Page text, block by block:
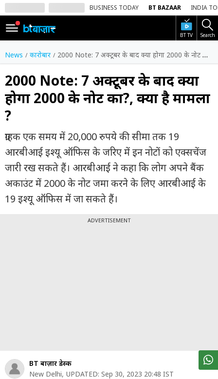
BUSINESS TODAY BT BAZAAR INDIA
BT TV Search
SIGN
IN
Dark
Mode
होम
वीडियो
ट्रेंडिंग
बिजनेस
न्यूज
शेयर
बाज़ार
News कारोबार 2000 Note: 7 अक्टूबर के बाद क्या होगा 2000 के नोट का?, क्या है मामला ?
2000 Note: 7 अक्टूबर के बाद क्या
होगा 2000 के नोट का?, क्या है मामला
?
ग्राहक एक समय में 20,000 रुपये की सीमा तक 19
आरबीआई इश्यू ऑफिस के जरिए में इन नोटों को एक्सचेंज
जारी रख सकते हैं। आरबीआई ने कहा कि लोग अपने बैंक
अकाउंट में 2000 के नोट जमा करने के लिए आरबीआई के
19 इश्यू ऑफिस में जा सकते हैं।
ADVERTISEMENT
BT बाज़ार डेस्क
New Delhi, UPDATED: Sep 30, 2023 20:48 IST